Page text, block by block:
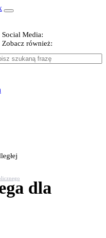
Social Media:
Zobacz również:
dla